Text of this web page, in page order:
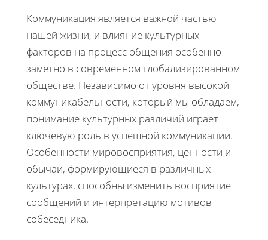
Коммуникация является важной частью
нашей жизни, и влияние культурных
факторов на процесс общения особенно
заметно в современном глобализированном
обществе. Независимо от уровня высокой
коммуникабельности, который мы обладаем,
понимание культурных различий играет
ключевую роль в успешной коммуникации.
Особенности мировосприятия, ценности и
обычаи, формирующиеся в различных
культурах, способны изменить восприятие
сообщений и интерпретацию мотивов
собеседника.